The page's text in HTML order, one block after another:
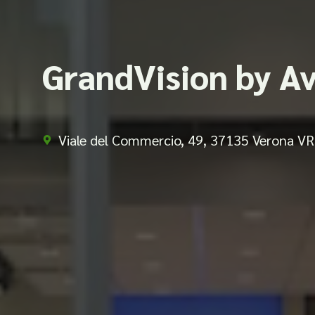
GrandVision by
Viale del Commercio, 49, 37135 Verona VR